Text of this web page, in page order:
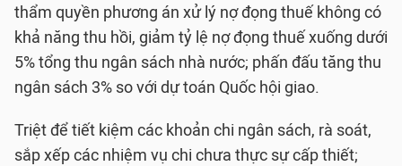
thẩm quyền phương án xử lý nợ đọng thuế không có
khả năng thu hồi, giảm tỷ lệ nợ đọng thuế xuống dưới
5% tổng thu ngân sách nhà nước; phấn đấu tăng thu
ngân sách 3% so với dự toán Quốc hội giao.
Triệt để tiết kiệm các khoản chi ngân sách, rà soát,
sắp xếp các nhiệm vụ chi chưa thực sự cấp thiết;